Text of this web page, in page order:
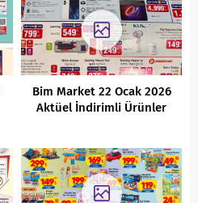
Bim Market 22 Ocak 2026
Aktüel İndirimli Ürünler